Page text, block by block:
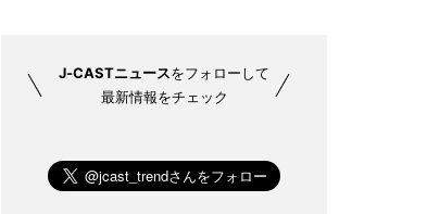
J-CASTニュースをフォローして
最新情報をチェック